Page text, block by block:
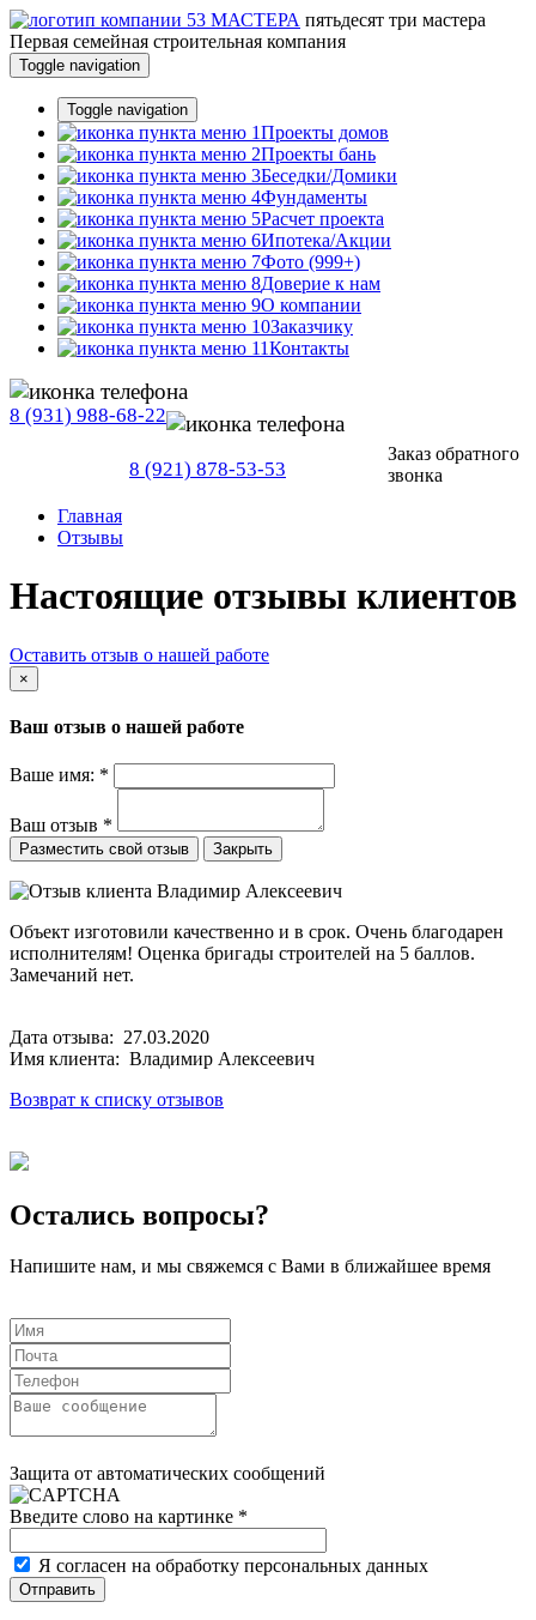
пятьдесят три мастера
Первая семейная строительная компания
Toggle navigation
Toggle navigation
Проекты домов
Проекты бань
Беседки/Домики
Фундаменты
Расчет проекта
Ипотека/Акции
Фото (999+)
Доверие к нам
О компании
Заказчику
Контакты
8 (931) 988-68-22
8 (921) 878-53-53
Заказ обратного
звонка
Главная
Отзывы
Настоящие отзывы клиентов
Оставить отзыв о нашей работе
×
Ваш отзыв о нашей работе
Ваше имя: *
Ваш отзыв *
Закрыть
Объект изготовили качественно и в срок. Очень благодарен
исполнителям! Оценка бригады строителей на 5 баллов.
Замечаний нет.
Дата отзыва: 27.03.2020
Имя клиента: Владимир Алексеевич
Возврат к списку отзывов
Остались вопросы?
Напишите нам, и мы свяжемся с Вами в ближайшее время
Защита от автоматических сообщений
Введите слово на картинке *
Я согласен на обработку персональных данных